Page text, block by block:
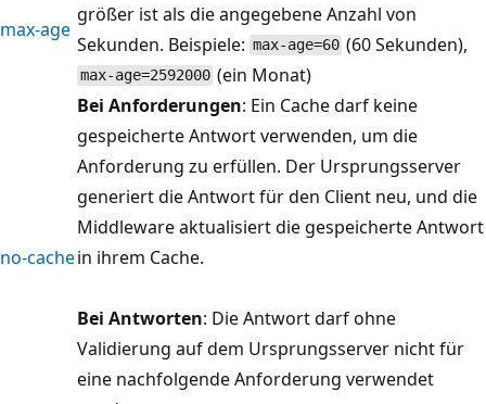
max-age
größer ist als die angegebene Anzahl von
Sekunden. Beispiele: max-age=60 (60 Sekunden),
max-age=2592000 (ein Monat)
no-cache
Bei Anforderungen: Ein Cache darf keine
gespeicherte Antwort verwenden, um die
Anforderung zu erfüllen. Der Ursprungsserver
generiert die Antwort für den Client neu, und die
Middleware aktualisiert die gespeicherte Antwort
in ihrem Cache.
Bei Antworten: Die Antwort darf ohne
Validierung auf dem Ursprungsserver nicht für
eine nachfolgende Anforderung verwendet